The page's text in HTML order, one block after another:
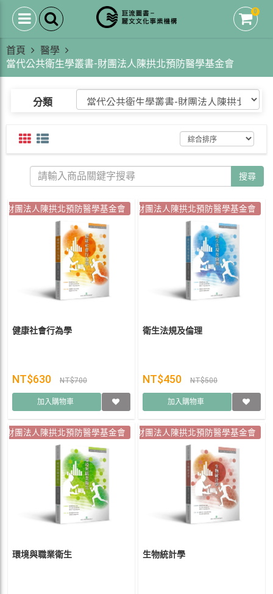
0
首頁
醫學
當代公共衛生學叢書-財團法人陳拱北預防醫學基金會
分類
搜尋
財團法人陳拱北預防醫學基金會
健康社會行為學
NT$630 NT$700
加入購物車
財團法人陳拱北預防醫學基金會
衛生法規及倫理
NT$450 NT$500
加入購物車
財團法人陳拱北預防醫學基金會
環境與職業衛生
財團法人陳拱北預防醫學基金會
生物統計學